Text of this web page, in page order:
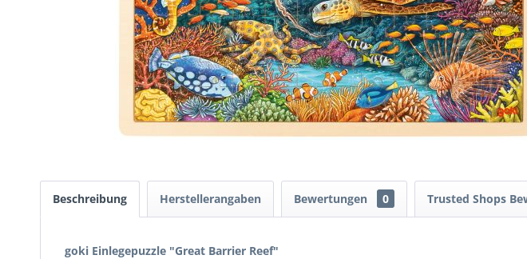
Beschreibung Herstellerangaben Bewertungen 0 Trusted Shops
goki Einlegepuzzle "Great Barrier Reef"